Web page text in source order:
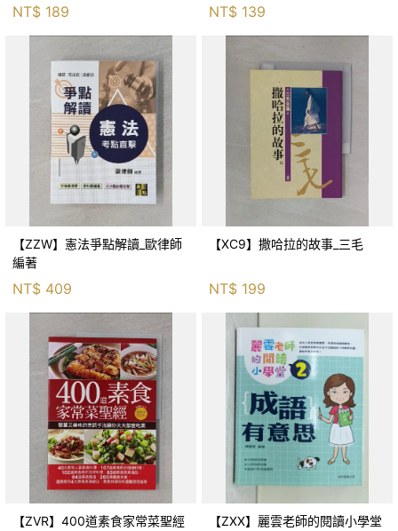
NT$ 189 NT$ 139
【ZZW】憲法爭點解讀_歐律師
編著
NT$ 409
【XC9】撒哈拉的故事_三毛
NT$ 199
【ZVR】400道素食家常菜聖經
【ZXX】麗雲老師的閱讀小學堂